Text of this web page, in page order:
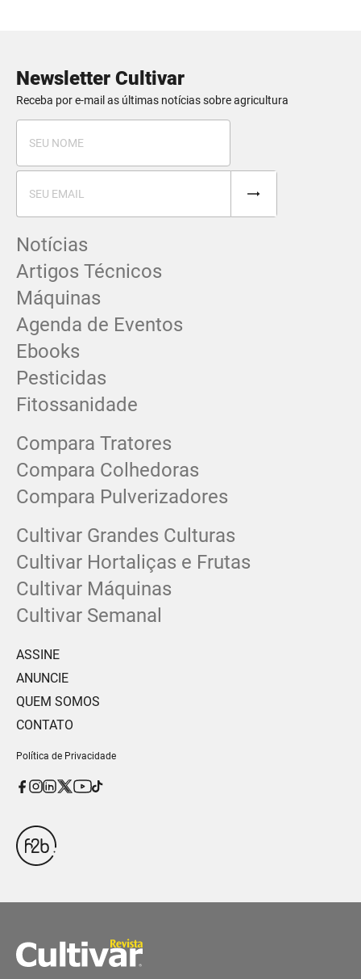
Newsletter Cultivar
Receba por e-mail as últimas notícias sobre agricultura
Notícias
Artigos Técnicos
Máquinas
Agenda de Eventos
Ebooks
Pesticidas
Fitossanidade
Compara Tratores
Compara Colhedoras
Compara Pulverizadores
Cultivar Grandes Culturas
Cultivar Hortaliças e Frutas
Cultivar Máquinas
Cultivar Semanal
ASSINE
ANUNCIE
QUEM SOMOS
CONTATO
Política de Privacidade